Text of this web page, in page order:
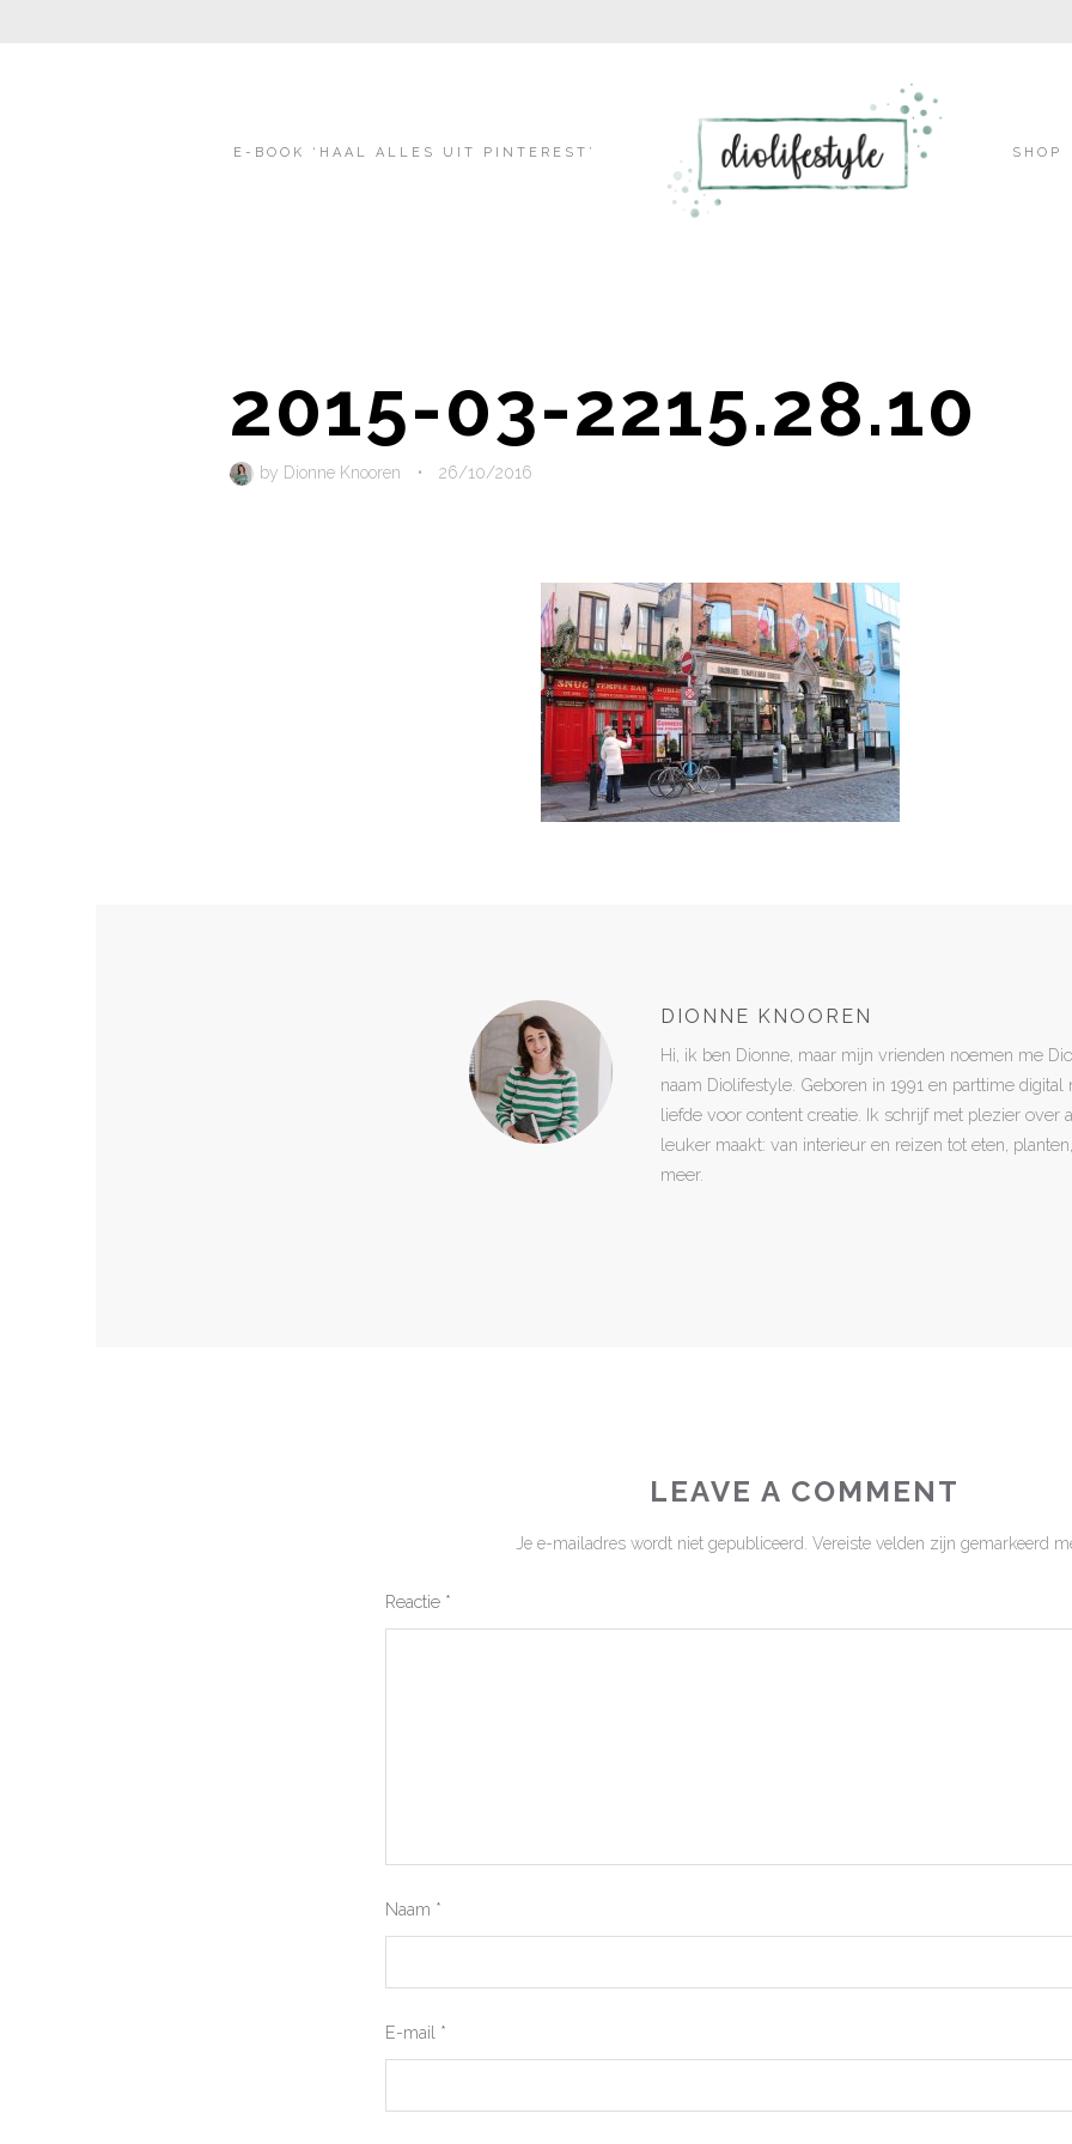
content
E-BOOK ‘HAAL ALLES UIT PINTEREST’ SHOP
2015-03-2215.28.10
by Dionne Knooren • 26/10/2016
DIONNE KNOOREN
Hi, ik ben Dionne, maar mijn vrienden noemen me
naam Diolifestyle. Geboren in 1991 en parttime
liefde voor content creatie. Ik schrijf met plezier over
leuker maakt: van interieur en reizen tot eten,
meer.
LEAVE A COMMENT
Je e-mailadres wordt niet gepubliceerd. Vereiste velden zijn gemarkeerd
Reactie *
Naam *
E-mail *